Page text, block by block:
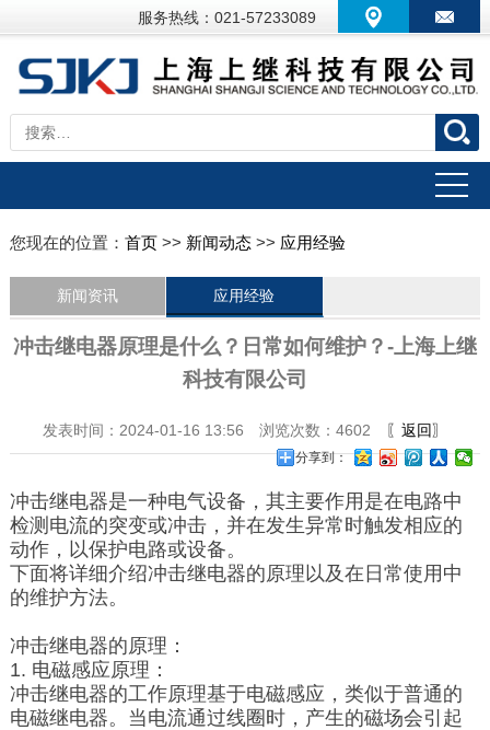
服务热线：021-57233089
您现在的位置： 首页>> 新闻动态>> 应用经验
新闻资讯 应用经验
冲击继电器原理是什么？日常如何维护？-上海上继
科技有限公司
发表时间：2024-01-16 13:56 浏览次数：4602 〖返回〗
分享到：
冲击继电器是一种电气设备，其主要作用是在电路中
检测电流的突变或冲击，并在发生异常时触发相应的
动作，以保护电路或设备。
下面将详细介绍冲击继电器的原理以及在日常使用中
的维护方法。
冲击继电器的原理：
1. 电磁感应原理：
冲击继电器的工作原理基于电磁感应，类似于普通的
电磁继电器。当电流通过线圈时，产生的磁场会引起